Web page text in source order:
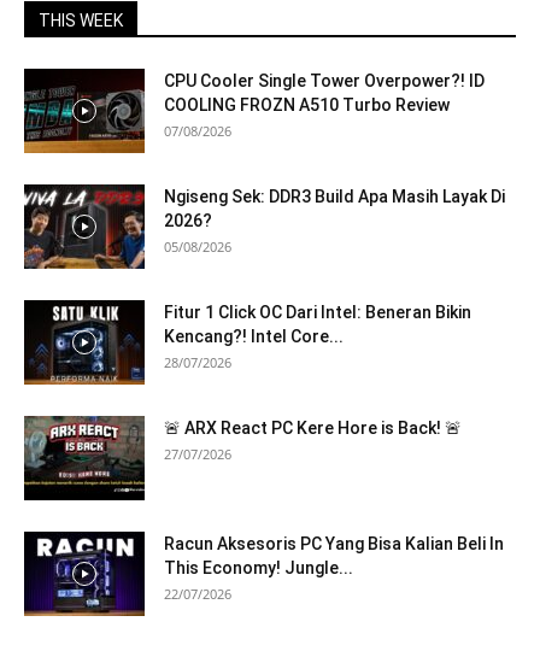
THIS WEEK
CPU Cooler Single Tower Overpower?! ID
COOLING FROZN A510 Turbo Review
07/08/2026
Ngiseng Sek: DDR3 Build Apa Masih Layak Di
2026?
05/08/2026
Fitur 1 Click OC Dari Intel: Beneran Bikin
Kencang?! Intel Core...
28/07/2026
🚨 ARX React PC Kere Hore is Back! 🚨
27/07/2026
Racun Aksesoris PC Yang Bisa Kalian Beli In
This Economy! Jungle...
22/07/2026